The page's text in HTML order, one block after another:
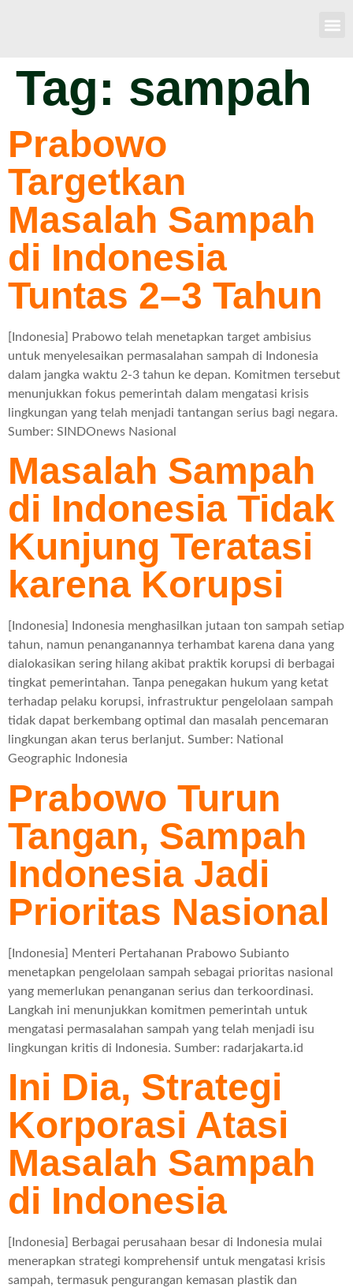
Tag: sampah
Prabowo
Targetkan
Masalah Sampah
di Indonesia
Tuntas 2–3 Tahun
[Indonesia] Prabowo telah menetapkan target ambisius
untuk menyelesaikan permasalahan sampah di Indonesia
dalam jangka waktu 2-3 tahun ke depan. Komitmen tersebut
menunjukkan fokus pemerintah dalam mengatasi krisis
lingkungan yang telah menjadi tantangan serius bagi negara.
Sumber: SINDOnews Nasional
Masalah Sampah
di Indonesia Tidak
Kunjung Teratasi
karena Korupsi
[Indonesia] Indonesia menghasilkan jutaan ton sampah setiap
tahun, namun penanganannya terhambat karena dana yang
dialokasikan sering hilang akibat praktik korupsi di berbagai
tingkat pemerintahan. Tanpa penegakan hukum yang ketat
terhadap pelaku korupsi, infrastruktur pengelolaan sampah
tidak dapat berkembang optimal dan masalah pencemaran
lingkungan akan terus berlanjut. Sumber: National
Geographic Indonesia
Prabowo Turun
Tangan, Sampah
Indonesia Jadi
Prioritas Nasional
[Indonesia] Menteri Pertahanan Prabowo Subianto
menetapkan pengelolaan sampah sebagai prioritas nasional
yang memerlukan penanganan serius dan terkoordinasi.
Langkah ini menunjukkan komitmen pemerintah untuk
mengatasi permasalahan sampah yang telah menjadi isu
lingkungan kritis di Indonesia. Sumber: radarjakarta.id
Ini Dia, Strategi
Korporasi Atasi
Masalah Sampah
di Indonesia
[Indonesia] Berbagai perusahaan besar di Indonesia mulai
menerapkan strategi komprehensif untuk mengatasi krisis
sampah, termasuk pengurangan kemasan plastik dan